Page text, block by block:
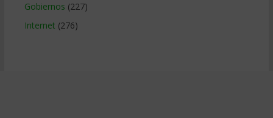
Gobiernos (227)
Internet (276)